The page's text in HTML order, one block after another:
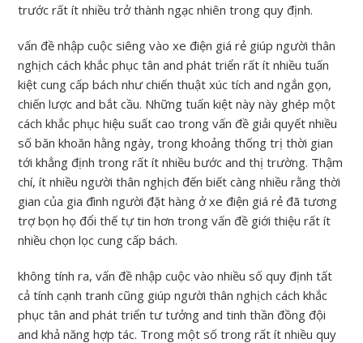
trước rất ít nhiều trở thành ngạc nhiên trong quy định.
vấn đề nhập cuộc siêng vào xe điện giá rẻ giúp người thân
nghịch cách khắc phục tân and phát triển rất ít nhiều tuấn
kiệt cung cấp bách như chiến thuật xúc tích and ngắn gọn,
chiến lược and bắt cầu. Những tuấn kiệt này này ghép một
cách khắc phục hiệu suất cao trong vấn đề giải quyết nhiều
số băn khoăn hằng ngày, trong khoảng thống trị thời gian
tới khẳng định trong rất ít nhiều bước and thị trường. Thậm
chí, ít nhiều người thân nghịch đến biết càng nhiều rằng thời
gian của gia đình người đặt hàng ở xe điện giá rẻ đã tương
trợ bọn họ đổi thế tự tin hơn trong vấn đề giới thiệu rất ít
nhiều chọn lọc cung cấp bách.
không tính ra, vấn đề nhập cuộc vào nhiều số quy định tất
cả tính cạnh tranh cũng giúp người thân nghịch cách khắc
phục tân and phát triển tư tưởng and tinh thần đồng đội
and khả năng hợp tác. Trong một số trong rất ít nhiều quy